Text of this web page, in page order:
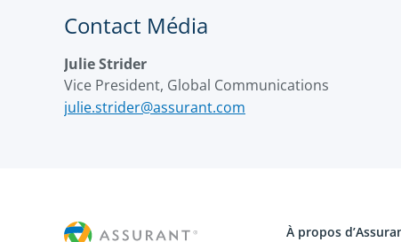
Contact Média
Julie Strider
Vice President, Global Communications
julie.strider@assurant.com
À propos